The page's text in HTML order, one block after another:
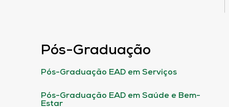
Pós-Graduação
Pós-Graduação EAD em Serviços
Pós-Graduação EAD em Saúde e Bem-
Estar